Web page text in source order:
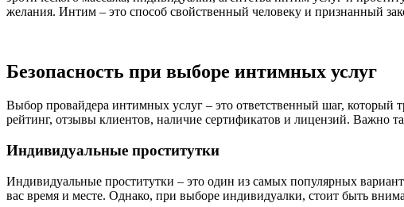
желания. Интим – это способ свойственный человеку и признанный
Безопасность при выборе интимных услуг
Выбор провайдера интимных услуг – это ответственный шаг, который
рейтинг, отзывы клиентов, наличие сертификатов и лицензий. Важно
Индивидуальные проститутки
Индивидуальные проститутки – это один из самых популярных
вас время и месте. Однако, при выборе индивидуалки, стоит быть